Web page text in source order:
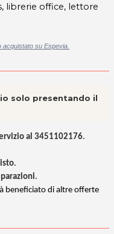
librerie office, lettore
su Espevia.
solo presentando il
al 3451102176.
.
.
beneficiato di altre offerte